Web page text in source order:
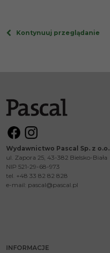
Kontynuuj przeglądanie
Wydawnictwo Pascal Sp. z o.o.
ul. Zapora 25, 43-382 Bielsko-Biała
NIP 521-29-68-973
tel. +48 33 82 82 828
e-mail: pascal@pascal.pl
INFORMACJE